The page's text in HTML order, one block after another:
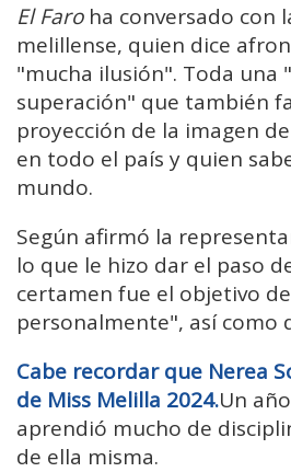
El Faroha conversado con
melillense, quien dice
"mucha ilusión". Toda una
superación" que también
proyección de la imagen
en todo el país y quien
mundo.
Según afirmó la
lo que le hizo dar el paso
certamen fue el objetivo
personalmente", así como
Cabe recordar que Nerea
de Miss Melilla 2024.Un
aprendió mucho de
de ella misma.